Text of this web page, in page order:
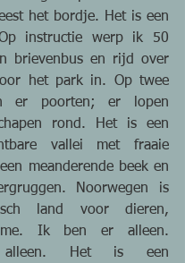
het bordje. Het is een
instructie werp ik 50
brievenbus en rijd over
het park in. Op twee
er poorten; er lopen
rond. Het is een
vallei met fraaie
meanderende beek en
Noorwegen is
land voor dieren,
Ik ben er alleen.
alleen. Het is een